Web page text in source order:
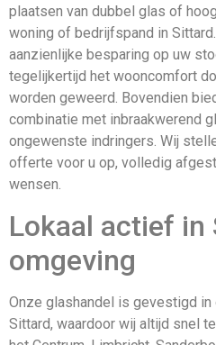
plaatsen van dubbel glas of
woning of bedrijfspand in
aanzienlijke besparing op uw
tegelijkertijd het wooncomfort
worden geweerd. Bovendien
combinatie met inbraakwerend
ongewenste indringers. Wij
offerte voor u op, volledig
wensen.
Lokaal actief in
omgeving
Onze glashandel is gevestigd in
Sittard, waardoor wij altijd snel